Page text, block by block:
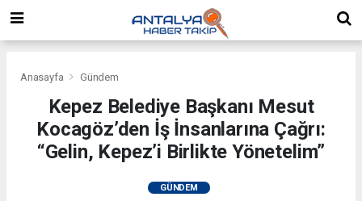
Anasayfa Gündem
Kepez Belediye Başkanı Mesut
Kocagöz’den İş İnsanlarına Çağrı:
“Gelin, Kepez’i Birlikte Yönetelim”
GÜNDEM